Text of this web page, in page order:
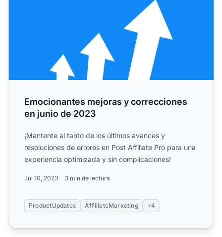
Emocionantes mejoras y correcciones
en junio de 2023
¡Mantente al tanto de los últimos avances y
resoluciones de errores en Post Affiliate Pro para una
experiencia optimizada y sin complicaciones!
Jul 10, 2023 3 min de lectura
ProductUpdates AffiliateMarketing +4